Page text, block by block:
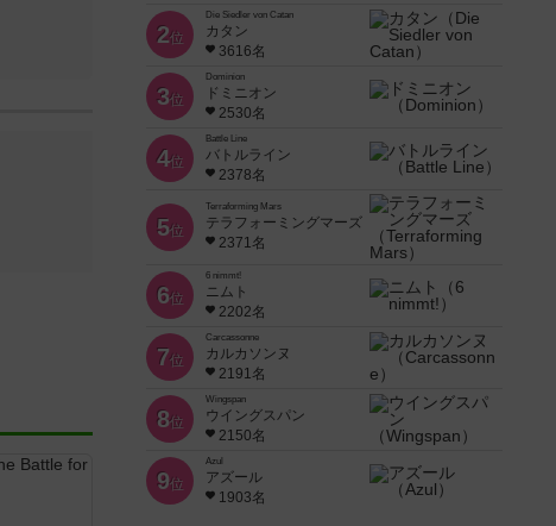
2位
Die Siedler von Catan
カタン
3616名
3位
Dominion
ドミニオン
2530名
4位
Battle Line
バトルライン
2378名
5位
Terraforming Mars
テラフォーミングマーズ
2371名
6位
6 nimmt!
ニムト
2202名
7位
Carcassonne
カルカソンヌ
2191名
8位
Wingspan
ウイングスパン
2150名
9位
Azul
アズール
1903名